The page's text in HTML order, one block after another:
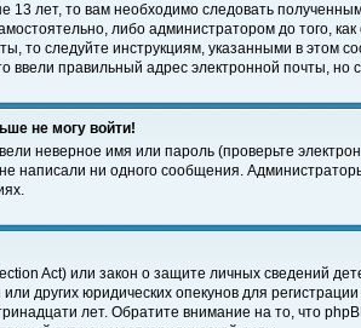
13 лет, то вам необходимо следовать
либо администратором до того,
то следуйте инструкциям, указанными в
ввели правильный адрес электронной почты,
не могу войти!
неверное имя или пароль (проверьте
написали ни одного сообщения.
Act) или закон о защите личных сведений
других юридических опекунов для
лет. Обратите внимание на то, что